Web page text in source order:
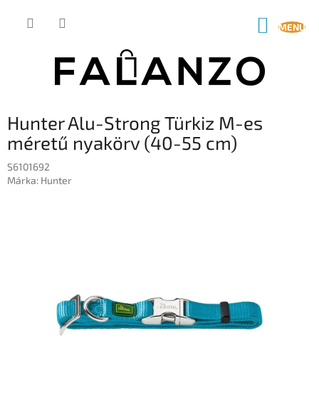
KOSÁR
Hunter Alu-Strong Türkiz M-es
méretű nyakörv (40-55 cm)
S6101692
Márka: Hunter